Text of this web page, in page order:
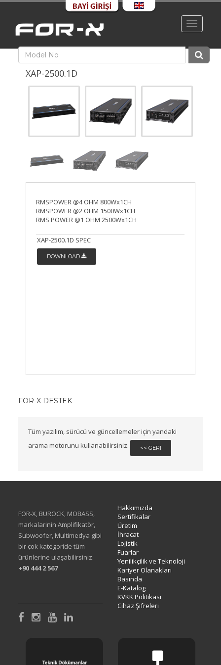
Toggle
XAP-2500.1D
RMSPOWER @4 OHM 800Wx1CH
RMSPOWER @2 OHM 1500Wx1CH
RMS POWER @1 OHM 2500Wx1CH
XAP-2500.1D SPEC
DOWNLOAD
FOR-X DESTEK
Tüm yazılım, sürücü ve güncellemeler için yandaki
arama motorunu kullanabilirsiniz.
<< GERI
FOR-X, BUROCK, MOBASS,
markalarinin Amplifikatör,
Subwoofer, Multimedya gibi
bir çok kategoride tüm
ürünlerine ulaşabilirsiniz.
+90 444 2 567
Hakkımızda
Sertifikalar
Üretim
İhracat
Lojistik
Fuarlar
Yenilikçilik ve Teknoloji
Kariyer Olanakları
Basında
E-Katalog
KVKK Politikası
Cihaz Şifreleri